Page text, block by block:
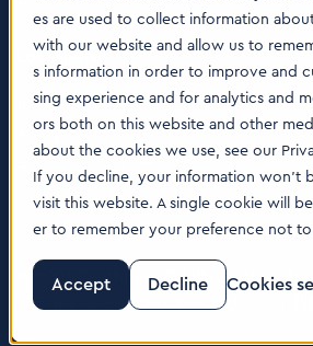
es are used to collect information
with our website and allow us to
s information in order to improve and
sing experience and for analytics and
ors both on this website and other
about the cookies we use, see our
If you decline, your information won’t
visit this website. A single cookie will
er to remember your preference not
Cookies
Accept Decline
位置
テンピンについて
ソフトウェア
© 2026 Tenthpin AG | Illustrations
プライバシー |クッキーポリシー